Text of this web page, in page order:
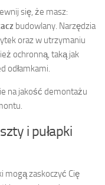
się, że masz:
budowlany. Narzędzia
oraz w utrzymaniu
ochronną, taką jak
odłamkami.
na jakość demontażu
i pułapki
mogą zaskoczyć Cię